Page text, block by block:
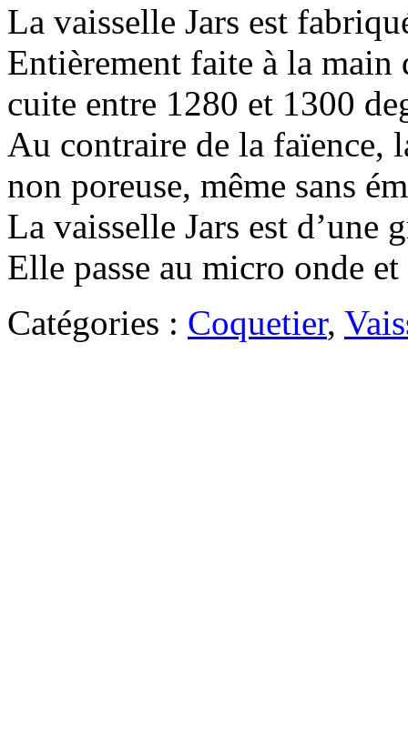
La vaisselle Jars est
Entièrement faite à la main
cuite entre 1280 et 1300
Au contraire de la faïence,
non poreuse, même sans
La vaisselle Jars est
Elle passe au micro onde
Catégories : Coquetier,